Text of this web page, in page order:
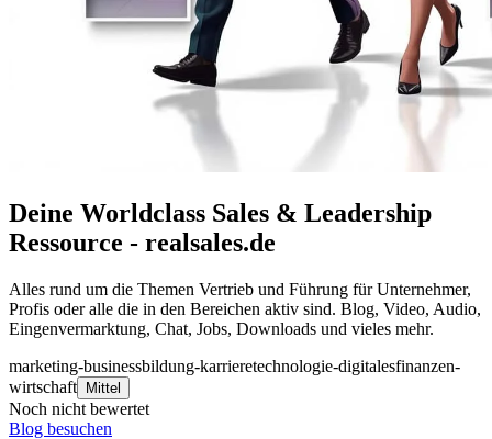
Deine Worldclass Sales & Leadership
Ressource - realsales.de
Alles rund um die Themen Vertrieb und Führung für Unternehmer,
Profis oder alle die in den Bereichen aktiv sind. Blog, Video, Audio,
Eingenvermarktung, Chat, Jobs, Downloads und vieles mehr.
marketing-businessbildung-karrieretechnologie-digitalesfinanzen-
wirtschaft
Mittel
Noch nicht bewertet
Blog besuchen